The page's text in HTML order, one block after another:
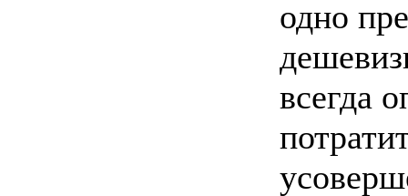
одно
всегда